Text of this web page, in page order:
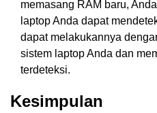
memasang RAM baru,
laptop Anda dapat
dapat melakukannya
sistem laptop Anda dan
terdeteksi.
Kesimpulan